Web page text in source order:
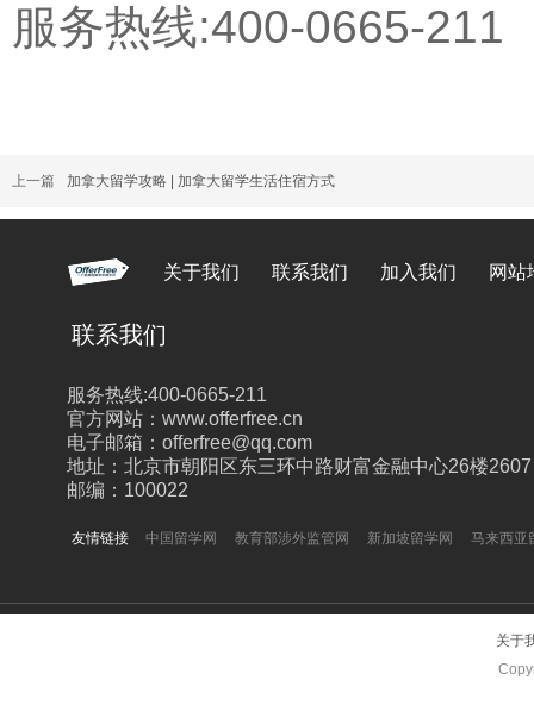
服务热线:400-0665-211
上一篇 加拿大留学攻略 | 加拿大留学生活住宿方式
关于我们 联系我们 加入我们 网站
中国留学网 教育部涉外监管网 新加坡留学网 马来西亚
服务热线:400-0665-211
官方网站：www.offerfree.cn
电子邮箱：offerfree@qq.com
地址：北京市朝阳区东三环中路财富金融中心26楼2607
邮编：100022
联系我们
友情链接
关于